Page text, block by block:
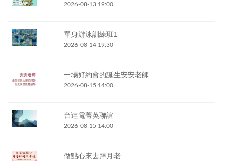
2026-08-13 19:00
單身游泳訓練班1
2026-08-14 19:30
一場好約會的誕生安安老師
2026-08-15 14:00
台達電菁英聯誼
2026-08-15 14:00
做點心來去拜月老